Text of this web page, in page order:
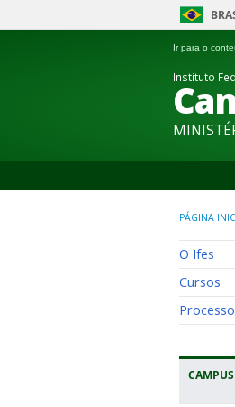
Ir para o
Instituto
PÁGINA
O Ifes
Cursos
CAMPUS